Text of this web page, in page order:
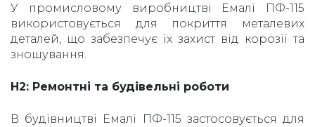
У промисловому виробництві Емалі ПФ-115
використовується для покриття металевих
деталей, що забезпечує їх захист від корозії та
зношування.
H2: Ремонтні та будівельні роботи
В будівництві Емалі ПФ-115 застосовується для